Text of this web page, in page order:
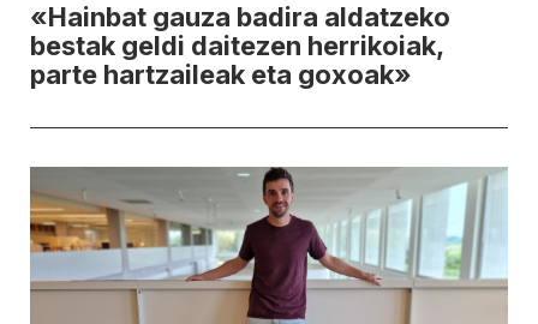
«Hainbat gauza badira aldatzeko
bestak geldi daitezen herrikoiak,
parte hartzaileak eta goxoak»